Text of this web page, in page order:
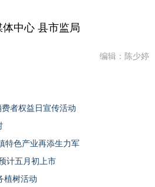
中心 县市监局
编辑：陈少婷
费者权益日宣传活动
特色产业再添生力军
计五月初上市
植树活动